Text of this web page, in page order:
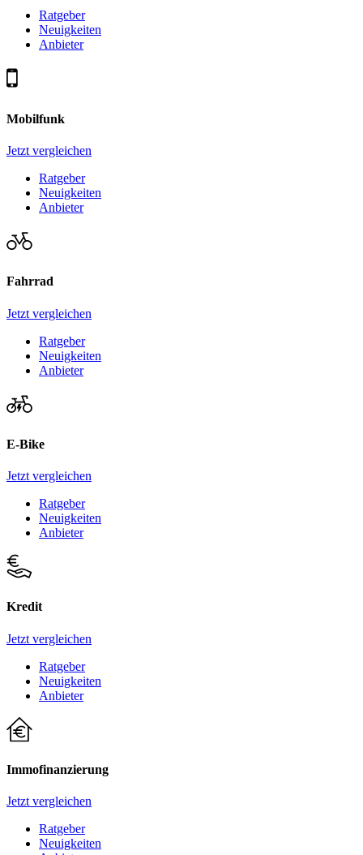
Ratgeber
Neuigkeiten
Anbieter
Mobilfunk
Jetzt vergleichen
Ratgeber
Neuigkeiten
Anbieter
Fahrrad
Jetzt vergleichen
Ratgeber
Neuigkeiten
Anbieter
E-Bike
Jetzt vergleichen
Ratgeber
Neuigkeiten
Anbieter
Kredit
Jetzt vergleichen
Ratgeber
Neuigkeiten
Anbieter
Immofinanzierung
Jetzt vergleichen
Ratgeber
Neuigkeiten